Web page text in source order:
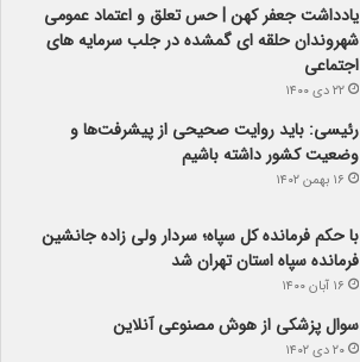
یادداشت جعفر کهن | حس تعلق و اعتماد عمومی
شهروندان حلقه ای گمشده در جلب سرمایه های
اجتماعی
۲۲ دی ۱۴۰۰
رئیسی: باید روایت صحیحی از پیشرفت‌ها و
وضعیت کشور داشته باشیم
۱۶ بهمن ۱۴۰۲
با حکم فرمانده کل سپاه؛ سردار ولی زاده جانشین
فرمانده سپاه استان تهران شد
۱۶ آبان ۱۴۰۰
سوال پزشکی از هوش مصنوعی آنلاین
۲۰ دی ۱۴۰۲